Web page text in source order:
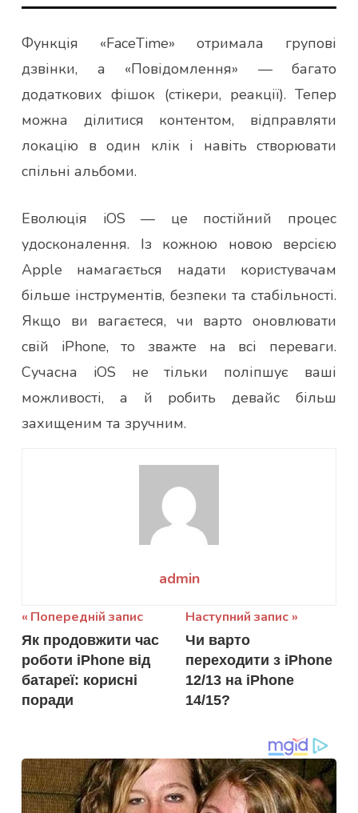
Функція «FaceTime» отримала групові
дзвінки, а «Повідомлення» — багато
додаткових фішок (стікери, реакції). Тепер
можна ділитися контентом, відправляти
локацію в один клік і навіть створювати
спільні альбоми.
Еволюція iOS — це постійний процес
удосконалення. Із кожною новою версією
Apple намагається надати користувачам
більше інструментів, безпеки та стабільності.
Якщо ви вагаєтеся, чи варто оновлювати
свій iPhone, то зважте на всі переваги.
Сучасна iOS не тільки поліпшує ваші
можливості, а й робить девайс більш
захищеним та зручним.
admin
Навігація
записів
Попередній запис
Як продовжити час
роботи iPhone від
батареї: корисні
поради
Наступний запис
Чи варто
переходити з iPhone
12/13 на iPhone
14/15?